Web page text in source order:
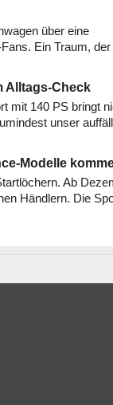
über eine
Ein Traum,
Alltags-Check
mit 140 PS bringt
unser
Modelle
Ab
Händlern. Die